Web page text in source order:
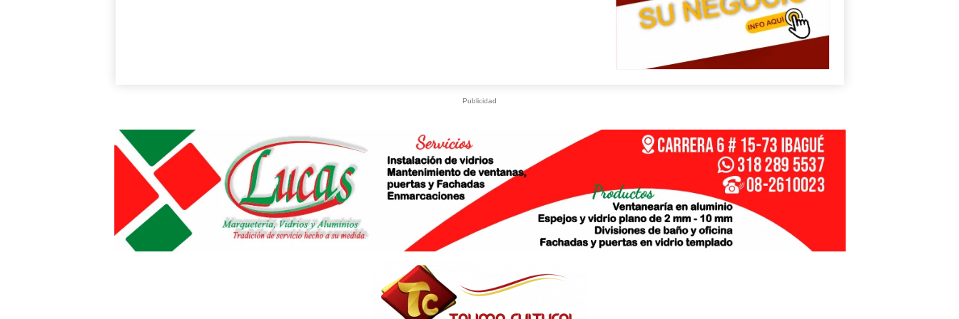
Publicidad